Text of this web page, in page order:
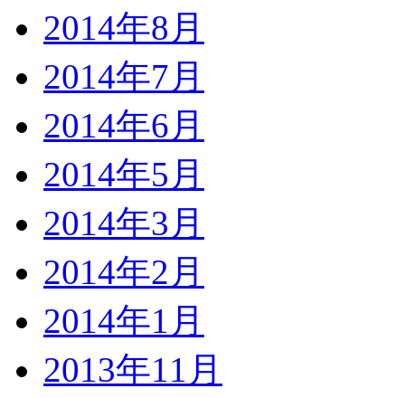
2014年8月
2014年7月
2014年6月
2014年5月
2014年3月
2014年2月
2014年1月
2013年11月